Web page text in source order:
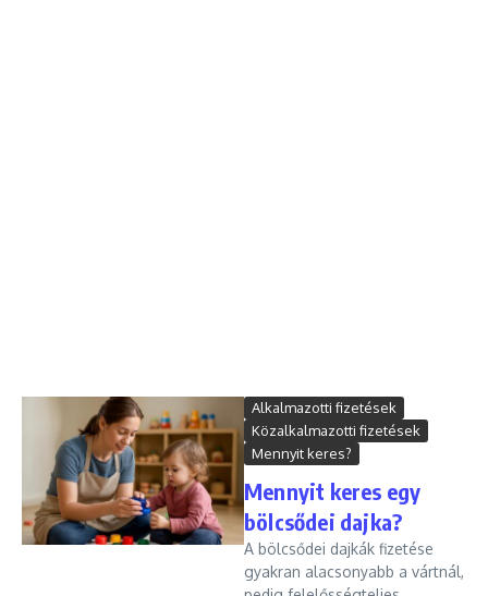
Alkalmazotti fizetések
Közalkalmazotti fizetések
Mennyit keres?
Mennyit keres egy
bölcsődei dajka?
A bölcsődei dajkák fizetése
gyakran alacsonyabb a vártnál,